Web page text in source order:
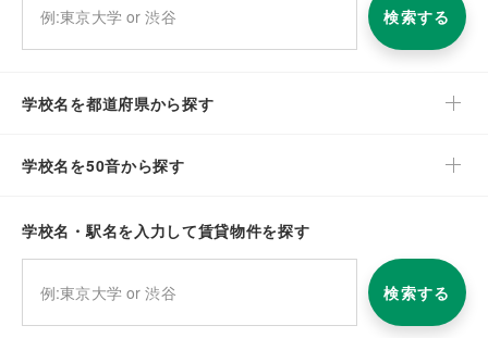
検索する
学校名を都道府県から探す
学校名を50音から探す
学校名・駅名を入力して賃貸物件を探す
検索する